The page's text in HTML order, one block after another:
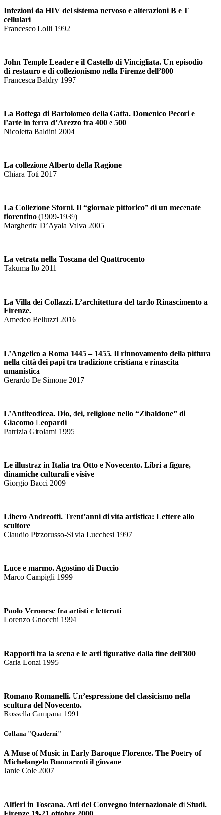
Infezioni da HIV del sistema nervoso e alterazioni B e T
cellulari
Francesco Lolli 1992
John Temple Leader e il Castello di Vincigliata. Un episodio
di restauro e di collezionismo nella Firenze dell’800
Francesca Baldry 1997
La Bottega di Bartolomeo della Gatta. Domenico Pecori e
l’arte in terra d’Arezzo fra 400 e 500
Nicoletta Baldini 2004
La collezione Alberto della Ragione
Chiara Toti 2017
La Collezione Sforni. Il “giornale pittorico” di un mecenate
fiorentino (1909-1939)
Margherita D’Ayala Valva 2005
La vetrata nella Toscana del Quattrocento
Takuma Ito 2011
La Villa dei Collazzi. L’architettura del tardo Rinascimento a
Firenze.
Amedeo Belluzzi 2016
L’Angelico a Roma 1445 – 1455. Il rinnovamento della pittura
nella città dei papi tra tradizione cristiana e rinascita
umanistica
Gerardo De Simone 2017
L’Antiteodicea. Dio, dei, religione nello “Zibaldone” di
Giacomo Leopardi
Patrizia Girolami 1995
Le illustraz in Italia tra Otto e Novecento. Libri a figure,
dinamiche culturali e visive
Giorgio Bacci 2009
Libero Andreotti. Trent’anni di vita artistica: Lettere allo
scultore
Claudio Pizzorusso-Silvia Lucchesi 1997
Luce e marmo. Agostino di Duccio
Marco Campigli 1999
Paolo Veronese fra artisti e letterati
Lorenzo Gnocchi 1994
Rapporti tra la scena e le arti figurative dalla fine dell’800
Carla Lonzi 1995
Romano Romanelli. Un’espressione del classicismo nella
scultura del Novecento.
Rossella Campana 1991
Collana "Quaderni"
A Muse of Music in Early Baroque Florence. The Poetry of
Michelangelo Buonarroti il giovane
Janie Cole 2007
Alfieri in Toscana. Atti del Convegno internazionale di Studi.
Firenze 19-21 ottobre 2000